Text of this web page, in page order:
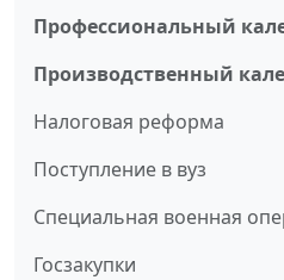
Профессиональный
Производственный
Налоговая реформа
Поступление в вуз
Специальная военная
Госзакупки